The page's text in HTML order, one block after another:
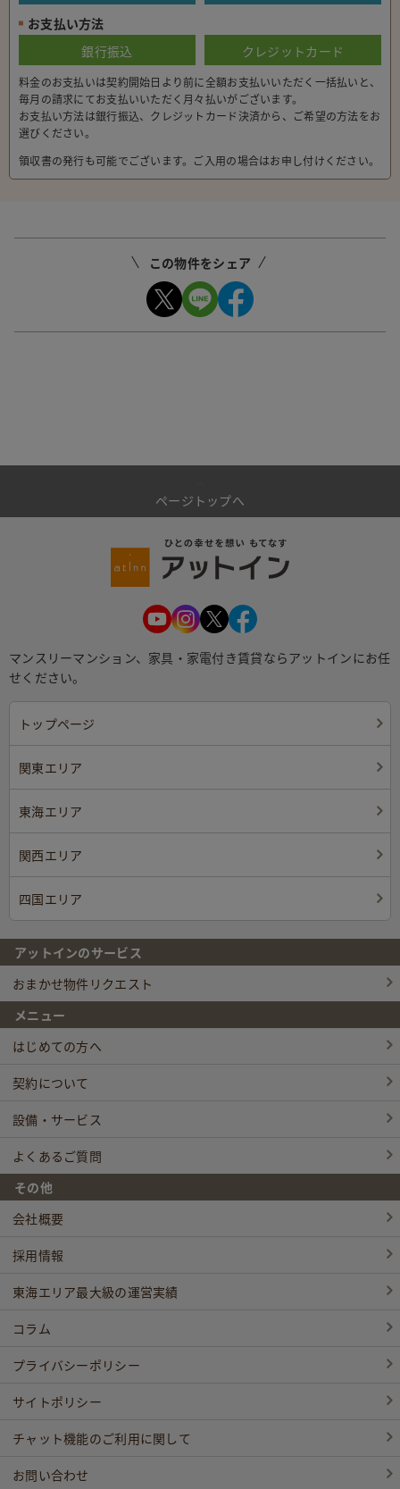
お支払い方法
銀行振込
クレジットカード
料金のお支払いは契約開始日より前に全額お支払いいただく一括払いと、
毎月の請求にてお支払いいただく月々払いがございます。
お支払い方法は銀行振込、クレジットカード決済から、ご希望の方法をお
選びください。
領収書の発行も可能でございます。ご入用の場合はお申し付けください。
この物件をシェア
ページトップへ
マンスリーマンション、家具・家電付き賃貸ならアットインにお任
せください。
トップページ
関東エリア
東海エリア
関西エリア
四国エリア
アットインのサービス
おまかせ物件リクエスト
メニュー
はじめての方へ
契約について
設備・サービス
よくあるご質問
その他
会社概要
採用情報
東海エリア最大級の運営実績
コラム
プライバシーポリシー
サイトポリシー
チャット機能のご利用に関して
お問い合わせ